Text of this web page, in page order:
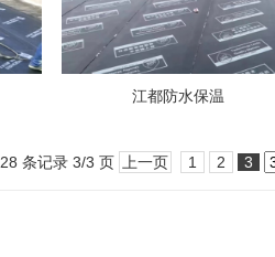
江都防水保温
28 条记录 3/3 页 上一页 1 2 3